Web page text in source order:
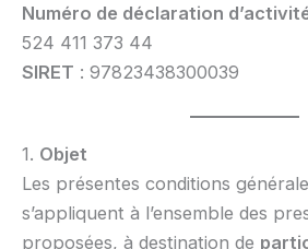
Numéro de déclaration
524 411 373 44
SIRET : 97823438300039
1. Objet
Les présentes conditions
s’appliquent à l’ensemble des
proposées, à destination de